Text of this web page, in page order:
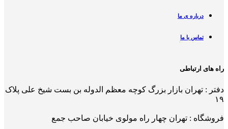
درباره ی ما
تماس با ما
راه های ارتباطی
دفتر : تهران بازار بزرگ کوچه معظم الدوله بن بست شیخ علی پلاک
۱۹
فروشگاه : تهران چهار راه مولوی خیابان صاحب جمع